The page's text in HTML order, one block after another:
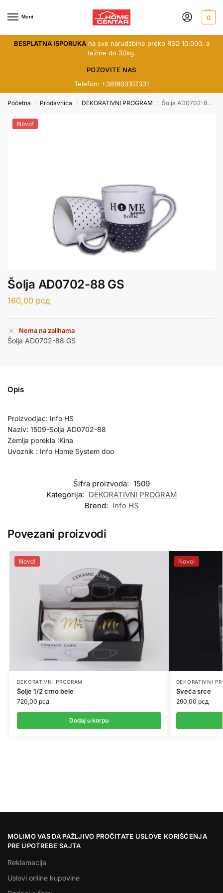
Meni 0
BESPLATNA ISPORUKAna sve narudžbine preko RSD 10.000, a
težine do 30kg.
POZOVITE NAS
Telefon: +381603107331
Početna / Prodavnica / DEKORATIVNI PROGRAM / Šolja AD0702-88 GS
Novo!
Šolja AD0702-88 GS
160,00 рсд
Nema na zalihama
Šolja AD0702-88 GS
Opis
Proizvodjac: Info HS
Naziv: 1509-Solja AD0702-88
Zemlja porekla :Kina
Uvoznik : Info Home System doo
Šifra proizvoda: 1509
Kategorija: DEKORATIVNI PROGRAM
Brend: Info HS
Povezani proizvodi
Novo!
DEKORATIVNI PROGRAM
Šolje 1/2 crno bele
720,00 рсд
Dodaj u korpu
Novo!
DEKORATIVNI
Sveća srce
290,00 рсд
MOLIMO VAS DA PAŽLJIVO PROČITATE USLOVE KORIŠĆENJA
PRE UPOTREBE SAJTA
Reklamacija
Uslovi online kupovine